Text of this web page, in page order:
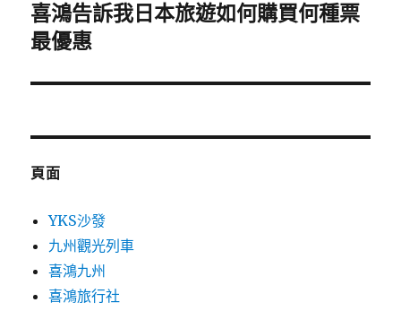
下
一
文
喜鴻告訴我日本旅遊如何購買何種票
最優惠
頁面
YKS沙發
九州觀光列車
喜鴻九州
喜鴻旅行社